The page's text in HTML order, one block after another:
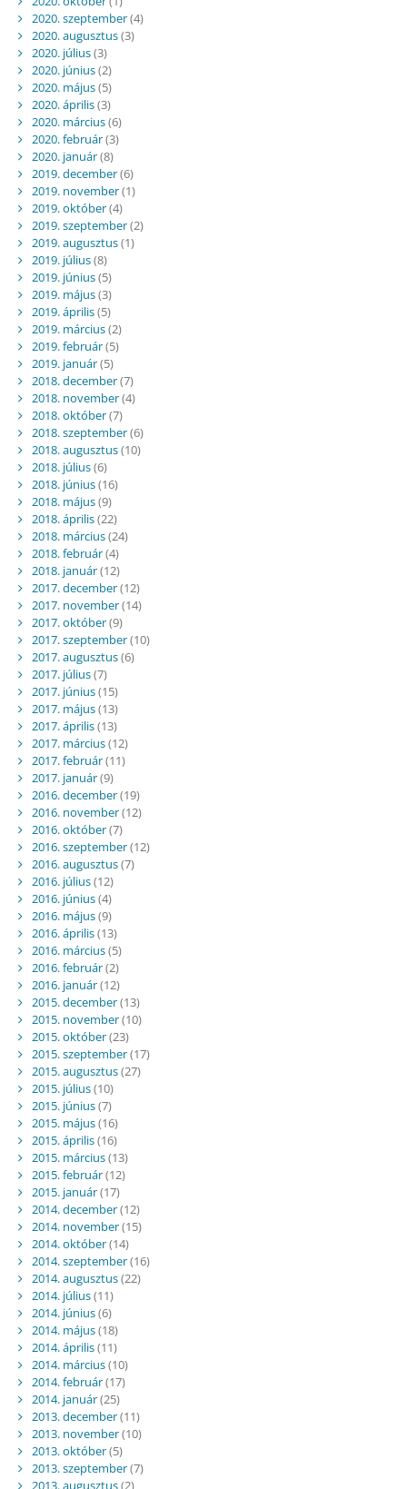
2020. szeptember(4)
2020. augusztus(3)
2020. július(3)
2020. június(2)
2020. május(5)
2020. április(3)
2020. március(6)
2020. február(3)
2020. január(8)
2019. december(6)
2019. november(1)
2019. október(4)
2019. szeptember(2)
2019. augusztus(1)
2019. július(8)
2019. június(5)
2019. május(3)
2019. április(5)
2019. március(2)
2019. február(5)
2019. január(5)
2018. december(7)
2018. november(4)
2018. október(7)
2018. szeptember(6)
2018. augusztus(10)
2018. július(6)
2018. június(16)
2018. május(9)
2018. április(22)
2018. március(24)
2018. február(4)
2018. január(12)
2017. december(12)
2017. november(14)
2017. október(9)
2017. szeptember(10)
2017. augusztus(6)
2017. július(7)
2017. június(15)
2017. május(13)
2017. április(13)
2017. március(12)
2017. február(11)
2017. január(9)
2016. december(19)
2016. november(12)
2016. október(7)
2016. szeptember(12)
2016. augusztus(7)
2016. július(12)
2016. június(4)
2016. május(9)
2016. április(13)
2016. március(5)
2016. február(2)
2016. január(12)
2015. december(13)
2015. november(10)
2015. október(23)
2015. szeptember(17)
2015. augusztus(27)
2015. július(10)
2015. június(7)
2015. május(16)
2015. április(16)
2015. március(13)
2015. február(12)
2015. január(17)
2014. december(12)
2014. november(15)
2014. október(14)
2014. szeptember(16)
2014. augusztus(22)
2014. július(11)
2014. június(6)
2014. május(18)
2014. április(11)
2014. március(10)
2014. február(17)
2014. január(25)
2013. december(11)
2013. november(10)
2013. október(5)
2013. szeptember(7)
2013. augusztus(2)